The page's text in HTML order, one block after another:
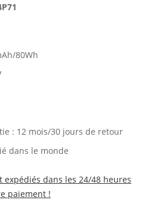
80Wh
: 12 mois/30 jours de retour
dans le monde
expédiés dans les 24/48 heures
paiement !